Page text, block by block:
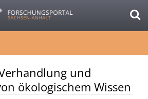
und
ökologischem Wissen